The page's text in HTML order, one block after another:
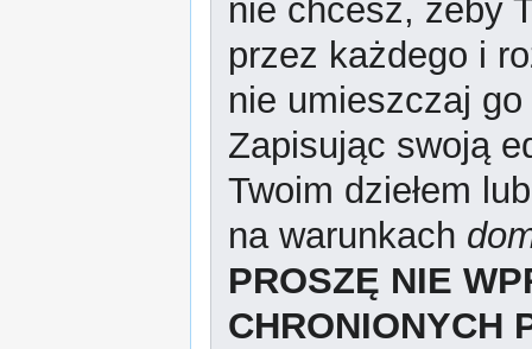
nie chcesz, żeby
przez każdego i
nie umieszczaj
Zapisując swoją
Twoim dziełem
na warunkach
PROSZĘ NIE
CHRONIONYCH